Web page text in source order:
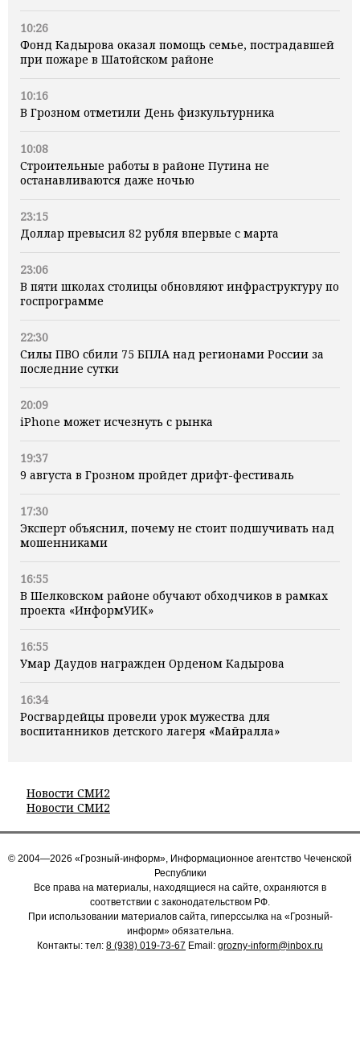
10:26
Фонд Кадырова оказал помощь семье, пострадавшей
при пожаре в Шатойском районе
10:16
В Грозном отметили День физкультурника
10:08
Строительные работы в районе Путина не
останавливаются даже ночью
23:15
Доллар превысил 82 рубля впервые с марта
23:06
В пяти школах столицы обновляют инфраструктуру по
госпрограмме
22:30
Силы ПВО сбили 75 БПЛА над регионами России за
последние сутки
20:09
iPhone может исчезнуть с рынка
19:37
9 августа в Грозном пройдет дрифт-фестиваль
17:30
Эксперт объяснил, почему не стоит подшучивать над
мошенниками
16:55
В Шелковском районе обучают обходчиков в рамках
проекта «ИнформУИК»
16:55
Умар Даудов награжден Орденом Кадырова
16:34
Росгвардейцы провели урок мужества для
воспитанников детского лагеря «Майралла»
Новости СМИ2
Новости СМИ2
© 2004—2026 «Грозный-информ», Информационное агентство Чеченской
Республики
Все права на материалы, находящиеся на сайте, охраняются в
соответствии с законодательством РФ.
При использовании материалов сайта, гиперссылка на «Грозный-
информ» обязательна.
Контакты: тел: 8 (938) 019-73-67 Email: grozny-inform@inbox.ru